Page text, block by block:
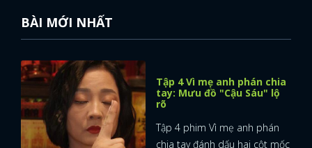
ĐĂNG NHẬP
BÀI MỚI NHẤT
Tập 4 Vì mẹ anh phán chia
tay: Mưu đồ "Cậu Sáu" lộ
rõ
Tập 4 phim Vì mẹ anh phán
chia tay đánh dấu hai cột mốc